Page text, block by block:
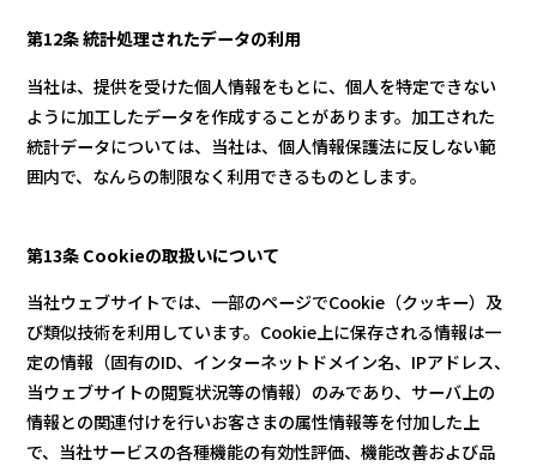
第12条 統計処理されたデータの利用
当社は、提供を受けた個人情報をもとに、個人を特定できない
ように加工したデータを作成することがあります。加工された
統計データについては、当社は、個人情報保護法に反しない範
囲内で、なんらの制限なく利用できるものとします。
第13条 Cookieの取扱いについて
当社ウェブサイトでは、一部のページでCookie（クッキー）及
び類似技術を利用しています。Cookie上に保存される情報は一
定の情報（固有のID、インターネットドメイン名、IPアドレス、
当ウェブサイトの閲覧状況等の情報）のみであり、サーバ上の
情報との関連付けを行いお客さまの属性情報等を付加した上
で、当社サービスの各種機能の有効性評価、機能改善および品